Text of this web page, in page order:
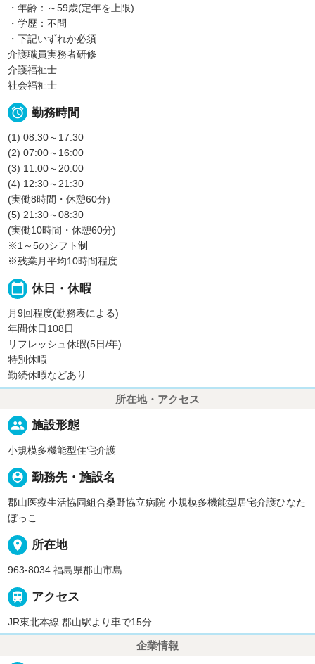
・年齢：～59歳(定年を上限)
・学歴：不問
・下記いずれか必須
介護職員実務者研修
介護福祉士
社会福祉士
 勤務時間
(1) 08:30～17:30
(2) 07:00～16:00
(3) 11:00～20:00
(4) 12:30～21:30
(実働8時間・休憩60分)
(5) 21:30～08:30
(実働10時間・休憩60分)
※1～5のシフト制
※残業月平均10時間程度
calendar_today 休日・休暇
月9回程度(勤務表による)
年間休日108日
リフレッシュ休暇(5日/年)
特別休暇
勤続休暇などあり
所在地・アクセス
people 施設形態
小規模多機能型住宅介護
person_pin 勤務先・施設名
郡山医療生活協同組合桑野協立病院 小規模多機能型居宅介護ひなた
ぼっこ
place 所在地
963-8034 福島県郡山市島
 アクセス
JR東北本線 郡山駅より車で15分
企業情報